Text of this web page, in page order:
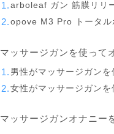
arboleaf ガン 筋膜リリ
opove M3 Pro トータル
マッサージガンを使って
男性がマッサージガン
女性がマッサージガン
マッサージガンオナニー